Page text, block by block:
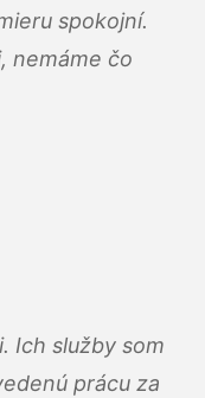
spokojní.
nemáme čo
Ich služby som
prácu za